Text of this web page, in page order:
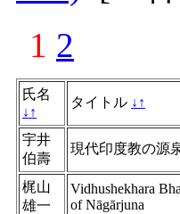
1 2
氏名
↓ ↑
タイトル ↓ ↑
宇井
伯壽
現代印度教の源
梶山
雄一
Vidhushekhara
of Nāgārjuna